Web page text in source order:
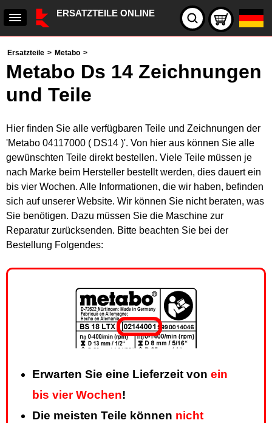
ERSATZTEILE ONLINE
Ersatzteile > Metabo >
Metabo Ds 14 Zeichnungen
und Teile
Hier finden Sie alle verfügbaren Teile und Zeichnungen der
'Metabo 04117000 ( DS14 )'. Von hier aus können Sie alle
gewünschten Teile direkt bestellen. Viele Teile müssen je
nach Marke beim Hersteller bestellt werden, dies dauert ein
bis vier Wochen. Alle Informationen, die wir haben, befinden
sich auf unserer Website. Wir können Sie nicht beraten, was
Sie benötigen. Dazu müssen Sie die Maschine zur
Reparatur zurücksenden. Bitte beachten Sie bei der
Bestellung Folgendes:
Erwarten Sie eine Lieferzeit von ein
bis vier Wochen!
Die meisten Teile können nicht